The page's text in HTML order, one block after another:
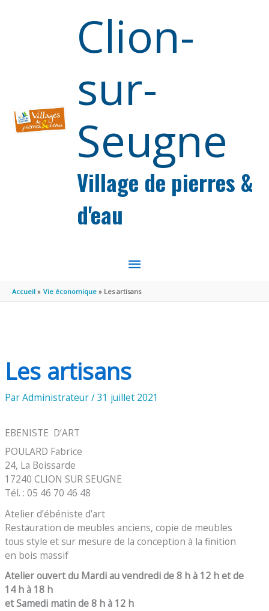
Clion-
sur-
Seugne
Village de pierres &
d'eau
MENU
PRINCIPAL
Accueil Vie économique Les artisans
Les artisans
ParAdministrateur/31 juillet 2021
EBENISTE D’ART
POULARD Fabrice
24, La Boissarde
17240 CLION SUR SEUGNE
Tél. : 05 46 70 46 48
Atelier d’ébéniste d’art
Restauration de meubles anciens, copie de meubles
tous style et sur mesure de la conception à la finition
en bois massif
Atelier ouvert du Mardi au vendredi de 8 h à 12 h et de
14 h à 18 h
et Samedi matin de 8 h à 12 h